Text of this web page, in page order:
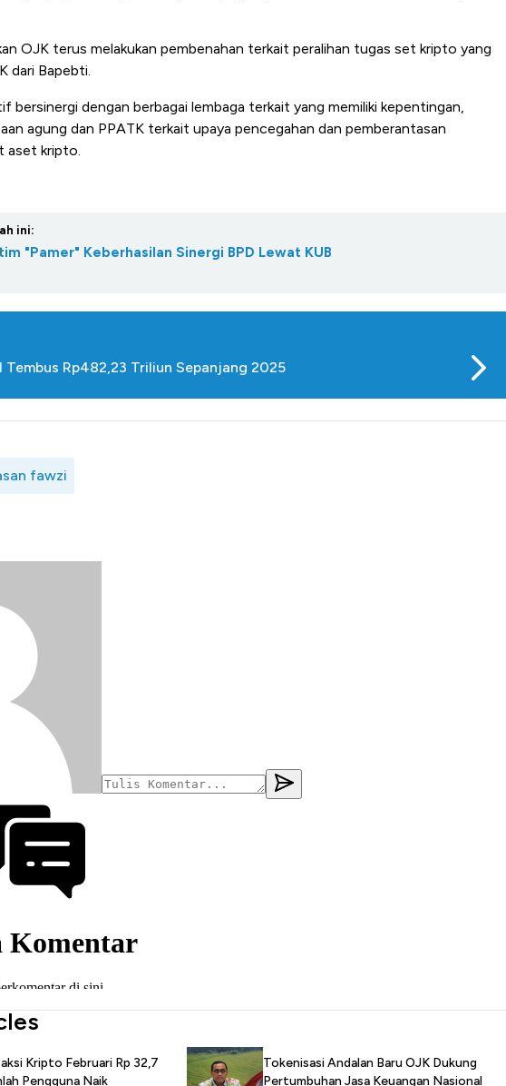
OJK terus melakukan pembenahan terkait peralihan tugas set kripto yang
dari Bapebti.
bersinergi dengan berbagai lembaga terkait yang memiliki kepentingan,
agung dan PPATK terkait upaya pencegahan dan pemberantasan
aset kripto.
ini:
"Pamer" Keberhasilan Sinergi BPD Lewat KUB
Tembus Rp482,23 Triliun Sepanjang 2025
fawzi
Kripto Februari Rp 32,7
Pengguna Naik
Tokenisasi Andalan Baru OJK Dukung
Pertumbuhan Jasa Keuangan Nasional
Tembaga Terbang ke Zona Berbahaya